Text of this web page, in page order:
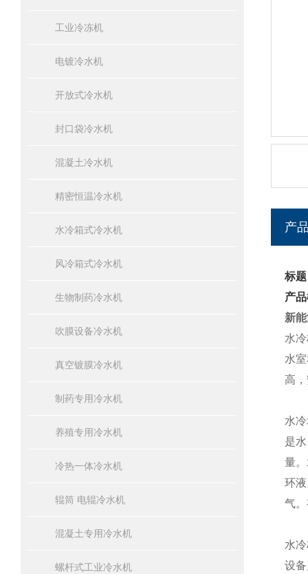
工业冷冻机
电镀冷水机
开放式冷水机
封口袋冷水机
混凝土冷水机
精密恒温冷水机
水冷箱式冷水机
风冷箱式冷水机
生物制药冷水机
吹膜设备冷水机
真空镀膜冷水机
制药专用冷水机
养殖专用冷水机
冷热一体冷水机
辊筒 电辊冷水机
混凝土专用冷水机
螺杆式工业冷水机
产
标
产
新
水
水
高
水
是
量
环
气
水
设